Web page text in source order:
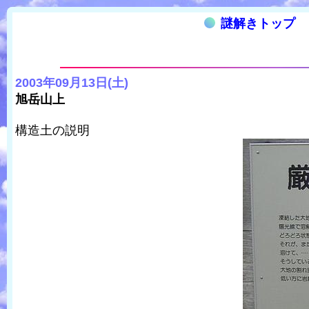
謎解きトップ
2003年09月13日(土)
旭岳山上
構造土の説明